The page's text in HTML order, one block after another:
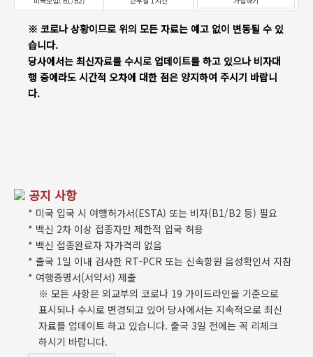
※ 코로나 상황이므로 위의 모든 자료는 예고 없이 변동될 수 있
습니다.
당사에서는 최신자료를 수시로 업데이트를 하고 있으나 비자대
행 중에라도 시간적 오차에 대한 점은 양지하여 주시기 바랍니
다.
공지 사항
* 미국 입국 시 여행허가서(ESTA) 또는 비자(B1/B2 등) 필요
* 백신 2차 이상 접종자만 제한적 입국 허용
* 백신 접종완료자 자가격리 없음
* 출국 1일 이내 검사한 RT-PCR 또는 신속항원 음성확인서 지참
* 여행증명서(서약서) 제출
※ 모든 사항은 외교부의 코로나 19 가이드라인을 기준으로
표시되나 수시로 변경되고 있어 당사에서는 지속적으로 최신
자료를 업데이트 하고 있습니다. 출국 3일 전에는 꼭 리체크
하시기 바랍니다.